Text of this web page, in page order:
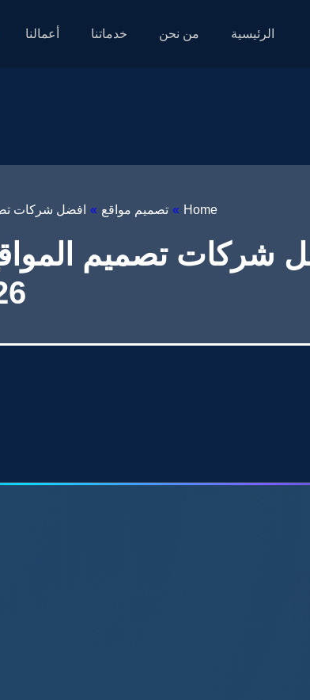
الرئيسية من نحن خدماتنا أعمالنا
Home
» تصميم مواقع » افضل شركات
شركات تصميم